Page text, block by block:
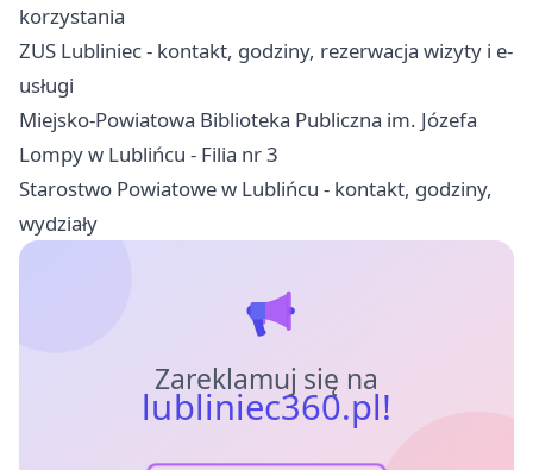
korzystania
ZUS Lubliniec - kontakt, godziny, rezerwacja wizyty i e-
usługi
Miejsko-Powiatowa Biblioteka Publiczna im. Józefa
Lompy w Lublińcu - Filia nr 3
Starostwo Powiatowe w Lublińcu - kontakt, godziny,
wydziały
Zareklamuj się na
lubliniec360.pl!